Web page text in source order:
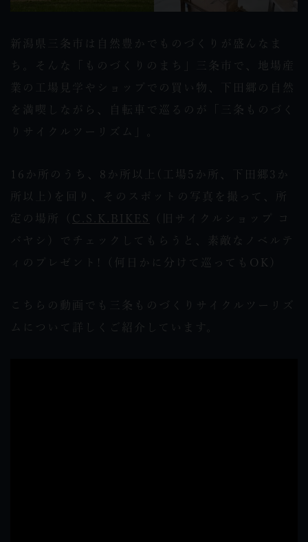
新潟県三条市は自然豊かでものづくりが盛んなま
ち。そんな「ものづくりのまち」三条市で、地場産
業の工場見学やショップでの買い物、下田郷の自然
を満喫しながら、自転車で巡るのが「三条ものづく
りサイクルツーリズム」。
16か所のうち、8か所以上(工場5か所、下田郷3か
所以上)を回り、そのスポットの写真を撮って、所
定の場所（ C.S.K.BIKES
（旧サイクルショップ コ
バヤシ）でチェックしてもらうと、素敵なノベルテ
ィのプレゼント!（何日かに分けて巡ってもOK）
こちらの動画でも三条ものづくりサイクルツーリズ
ムについて詳しくご紹介しています。